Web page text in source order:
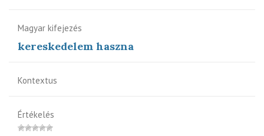
Magyar kifejezés
kereskedelem haszna
Kontextus
Értékelés